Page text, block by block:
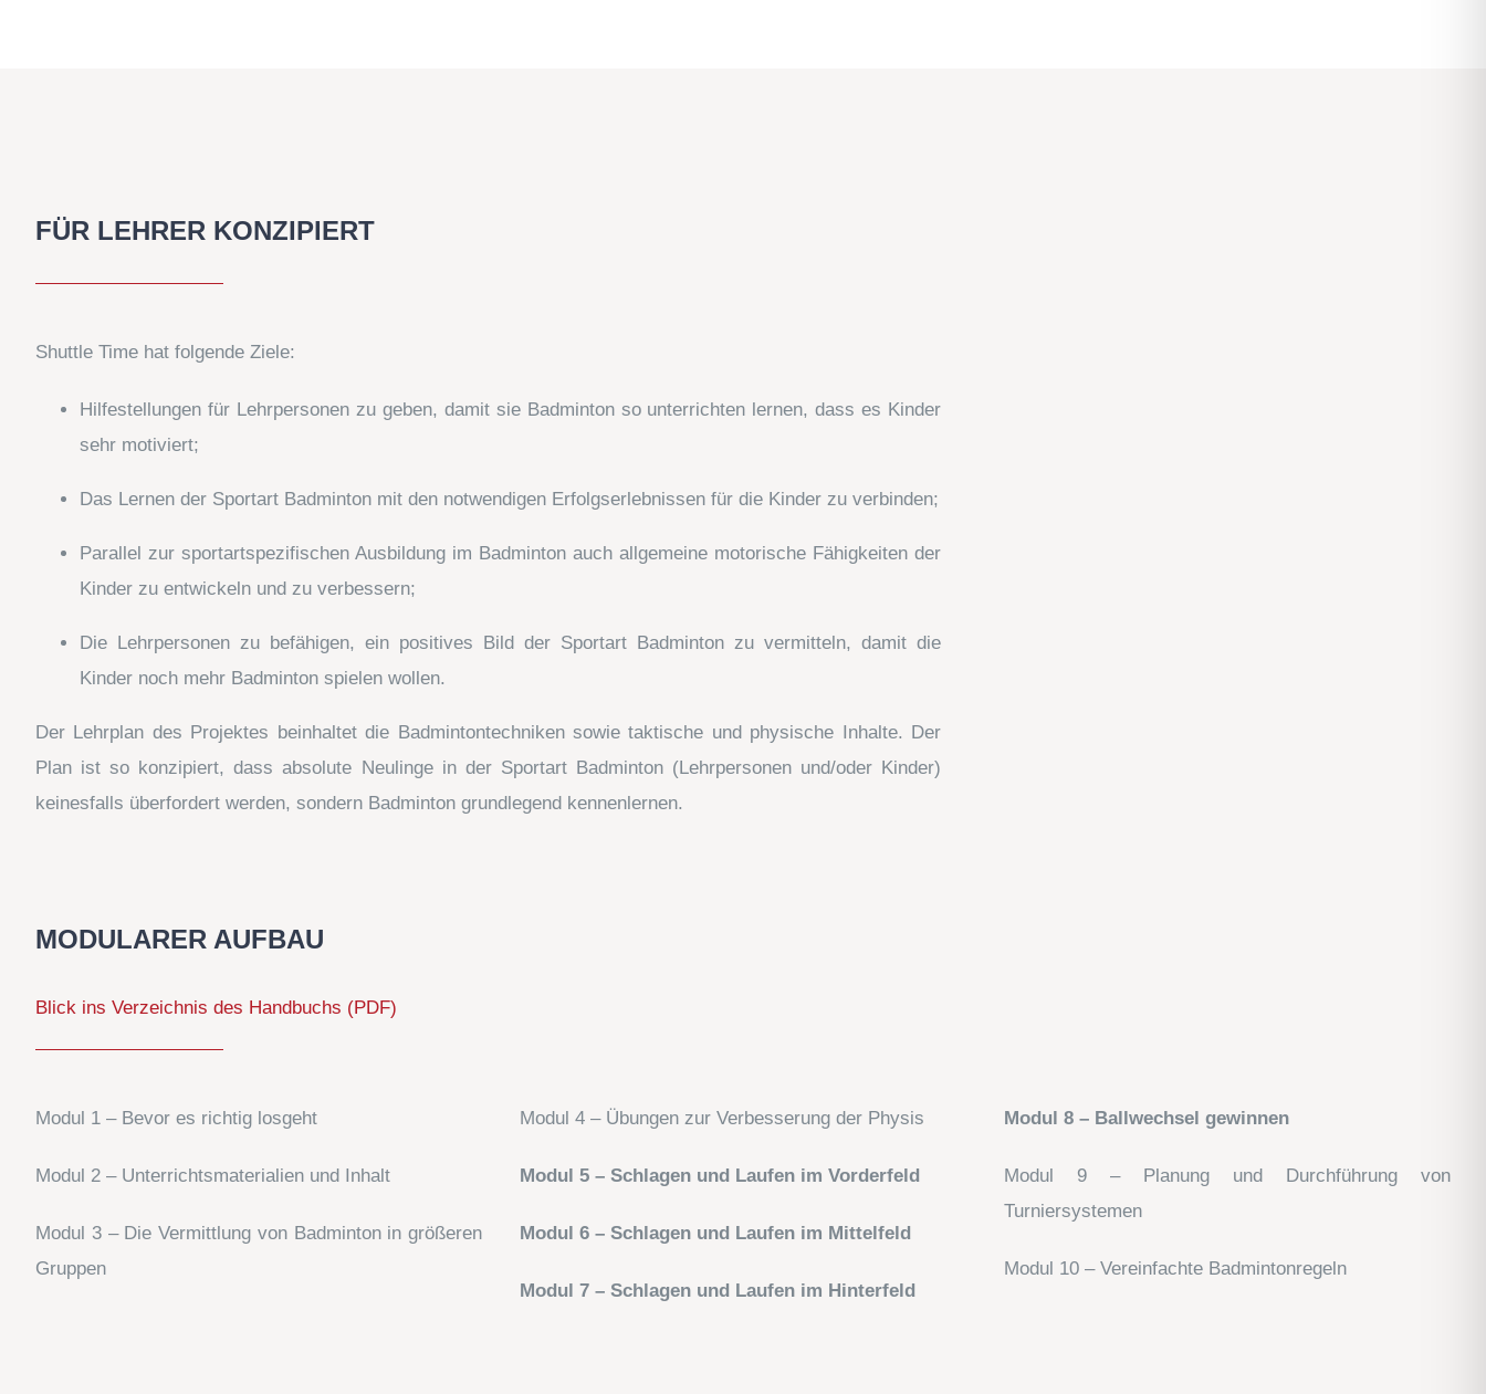
FÜR LEHRER KONZIPIERT
Shuttle Time hat folgende Ziele:
Hilfestellungen für Lehrpersonen zu geben, damit sie Badminton so unterrichten lernen, dass es Kinder
sehr motiviert;
Das Lernen der Sportart Badminton mit den notwendigen Erfolgserlebnissen für die Kinder zu verbinden;
Parallel zur sportartspezifischen Ausbildung im Badminton auch allgemeine motorische Fähigkeiten der
Kinder zu entwickeln und zu verbessern;
Die Lehrpersonen zu befähigen, ein positives Bild der Sportart Badminton zu vermitteln, damit die
Kinder noch mehr Badminton spielen wollen.
Der Lehrplan des Projektes beinhaltet die Badmintontechniken sowie taktische und physische Inhalte. Der
Plan ist so konzipiert, dass absolute Neulinge in der Sportart Badminton (Lehrpersonen und/oder Kinder)
keinesfalls überfordert werden, sondern Badminton grundlegend kennenlernen.
MODULARER AUFBAU
Blick ins Verzeichnis des Handbuchs (PDF)
Modul 1 – Bevor es richtig losgeht
Modul 2 – Unterrichtsmaterialien und Inhalt
Modul 3 – Die Vermittlung von Badminton in größeren
Gruppen
Modul 4 – Übungen zur Verbesserung der Physis
Modul 5 – Schlagen und Laufen im Vorderfeld
Modul 6 – Schlagen und Laufen im Mittelfeld
Modul 7 – Schlagen und Laufen im Hinterfeld
Modul 8 – Ballwechsel gewinnen
Modul 9 – Planung und Durchführung von
Turniersystemen
Modul 10 – Vereinfachte Badmintonregeln